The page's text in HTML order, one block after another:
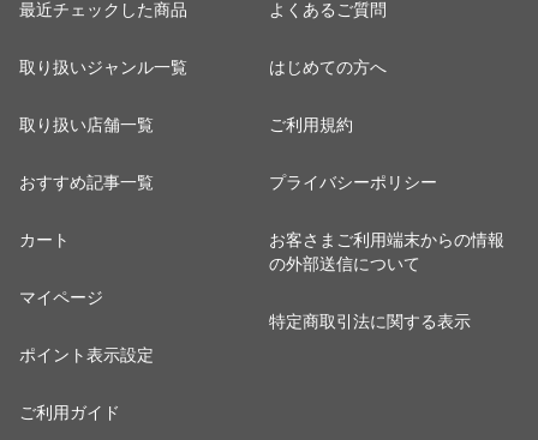
最近チェックした商品
取り扱いジャンル一覧
取り扱い店舗一覧
おすすめ記事一覧
カート
マイページ
ポイント表示設定
ご利用ガイド
よくあるご質問
はじめての方へ
ご利用規約
プライバシーポリシー
お客さまご利用端末からの情報
の外部送信について
特定商取引法に関する表示